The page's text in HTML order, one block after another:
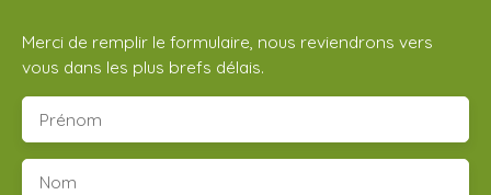
Merci de remplir le formulaire, nous reviendrons vers
vous dans les plus brefs délais.
Prénom
Nom